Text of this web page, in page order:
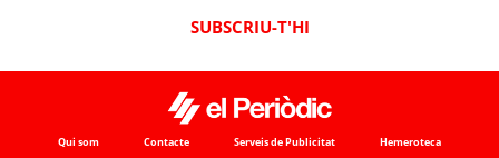
SUBSCRIU-T'HI
Qui som Contacte Serveis de Publicitat Hemeroteca